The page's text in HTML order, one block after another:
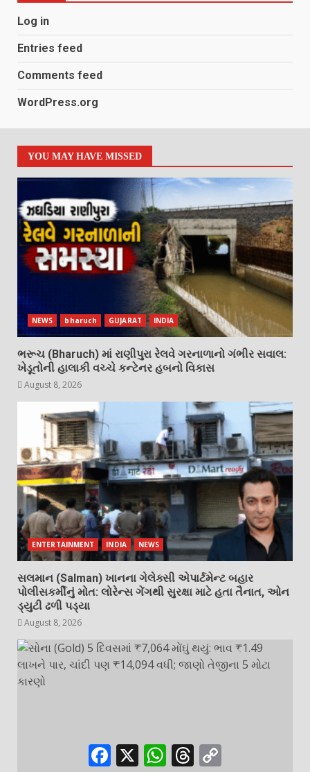
Log in
Entries feed
Comments feed
WordPress.org
YOU MAY HAVE MISSED
NEWS bharuch GUJARAT INDIA
ભરૂચ (Bharuch) માં રાણીપુરા રેલવે ગરનાળાનો ગંભીર સવાલ:
ખેડૂતોની હાલાકી વચ્ચે કન્ટેનર હબનો વિકાસ
August 8, 2026
ENTERTAINMENT INDIA NEWS
સલમાન (Salman) ખાનના ગેલેક્સી એપાર્ટમેન્ટ બહાર
પોલીસકર્મીનું મોત: લોરેન્સ ગેંગથી સુરક્ષા માટે હતા તૈનાત, ઓન
ડ્યુટી ઢળી પડ્યા
August 8, 2026
Facebook
X WhatsApp
Threads